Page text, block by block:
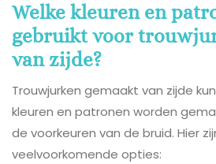
Welke kleuren en
gebruikt voor
van zijde?
Trouwjurken gemaakt van zijde
kleuren en patronen worden
de voorkeuren van de bruid. Hier
veelvoorkomende opties: